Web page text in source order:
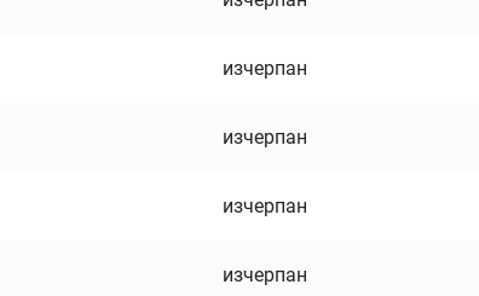
изчерпан
изчерпан
изчерпан
изчерпан